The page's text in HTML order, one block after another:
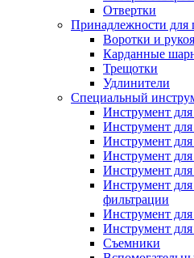
Отвертки
Принадлежности для
Воротки и
Карданные
Трещотки
Удлинители
Специальный
Инструмент
Инструмент
Инструмент для
Инструмент
Инструмент для
Инструмент
фильтрации
Инструмент
Инструмент
Съемники